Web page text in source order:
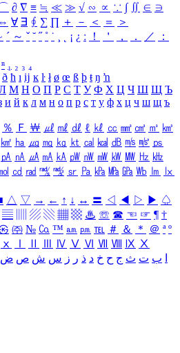
∂ ∇ ≡ ≒ ≪ ≫ √ ∽ ∝ ∵ ∫ ∬ ∈ ∋
⇔ ∀ ∃ ∮ ∑ ∏ ＋ － ＜ ＝
＞
´ ～ ˇ ˘ ˝ ˚ ˙ ¸ ¡ ¿ ː ！ ＇ ， ． ／
：
ⁿ ₁ ₂ ₃ ₄
ð ħ ı ĳ ĸ ŀ ł ø œ ß þ ŧ ŋ ŉ
М Н О П Р С Т У Ф Х Ц Ч Ш Щ Ъ
и й к л м н о п р с т у ф х ц ч ш щ ъ
％ Ｆ ￦ ㎕ ㎖ ㎗ ℓ ㎘ ㏄ ㎣ ㎤ ㎥ ㎦
㎢ ㏊ ㎍ ㎎ ㎏ ㏏ ㎈ ㎉ ㏈ ㎧ ㎨ ㎰
㎀ ㎁ ㎂ ㎃ ㎄ ㎺ ㎻ ㎽ ㎾ ㎿ ㎐ ㎑
㏅ ㎭ ㎮ ㎯ ㏛ ㎩ ㎪ ㎫ ㎬ ㏝ ㏐
㏓
△ ▽ → ← ↑ ↓ ↔ 〓 ◁ ◀ ▷ ▶ ♤
▤ ▨ ▧ ▦ ▩ ♨ ☏ ☎ ☜ ☞ ¶ †
㈜ № ㏇ ™ ㏂ ㏘ ℡ ＃ ＆ ＊ ＠ ª º
ⅹ Ⅳ Ⅴ Ⅵ Ⅶ Ⅷ Ⅸ Ⅹ
ب ت ث ج ح خ د ذ ر ز س ش ص ض